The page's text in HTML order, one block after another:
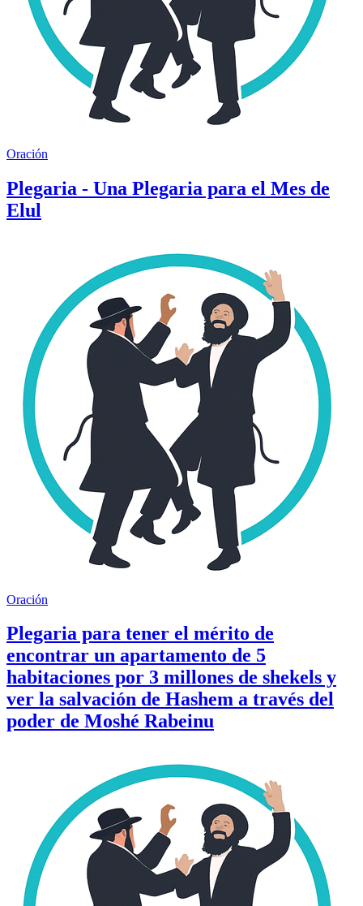
Oración
Plegaria - Una Plegaria para el Mes de
Elul
Oración
Plegaria para tener el mérito de
encontrar un apartamento de 5
habitaciones por 3 millones de shekels y
ver la salvación de Hashem a través del
poder de Moshé Rabeinu